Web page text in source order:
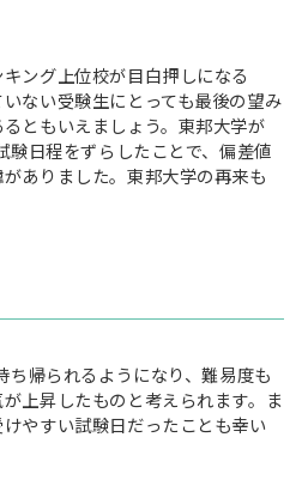
ング上位校が目白押しになる
ない受験生にとっても最後の望み
ともいえましょう。東邦大学が
験日程をずらしたことで、偏差値
ありました。東邦大学の再来も
帰られるようになり、難易度も
上昇したものと考えられます。ま
やすい試験日だったことも幸い